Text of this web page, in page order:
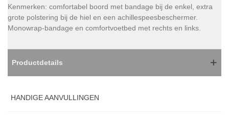
Kenmerken: comfortabel boord met bandage bij de enkel, extra
grote polstering bij de hiel en een achillespeesbeschermer.
Monowrap-bandage en comfortvoetbed met rechts en links.
Productdetails
HANDIGE AANVULLINGEN